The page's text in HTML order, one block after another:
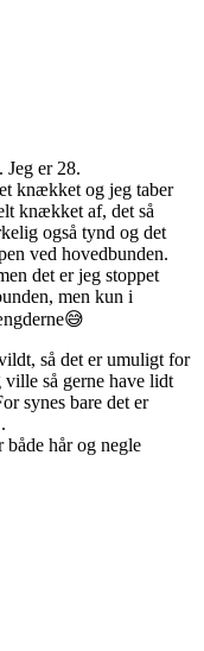
Jeg er 28.
knækket og jeg taber
knækket af, det så
også tynd og det
ved hovedbunden.
det er jeg stoppet
men kun i
så det er umuligt for
så gerne have lidt
synes bare det er
hår og negle